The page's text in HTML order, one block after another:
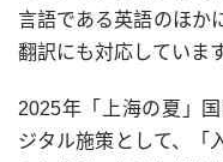
言語である英語のほか
翻訳にも対応しています
2025年「上海の夏」
ジタル施策として、「